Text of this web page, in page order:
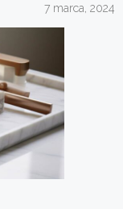
7 marca, 2024